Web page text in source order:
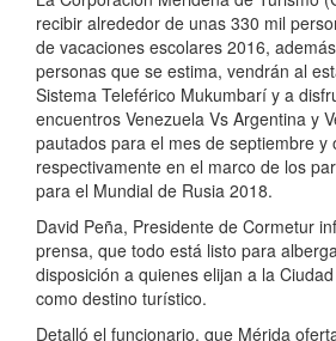
recibir alrededor de unas 330 mil
de vacaciones escolares 2016,
personas que se estima, vendrán al
Sistema Teleférico Mukumbarí y a
encuentros Venezuela Vs Argentina y
pautados para el mes de septiembre y
respectivamente en el marco de los
para el Mundial de Rusia 2018.
David Peña, Presidente de Cormetur
prensa, que todo está listo para
disposición a quienes elijan a la
como destino turístico.
Detalló el funcionario, que Mérida